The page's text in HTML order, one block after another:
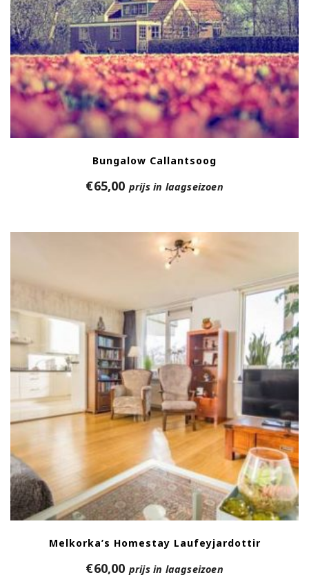
Bungalow Callantsoog
€65,00 prijs in laagseizoen
Melkorka’s Homestay Laufeyjardottir
€60,00 prijs in laagseizoen